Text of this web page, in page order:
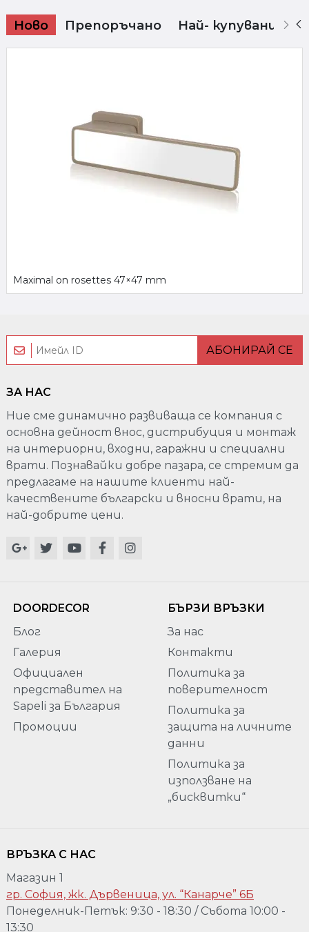
Ново Препоръчано Най- купувани
Maximal on rosettes 47×47 mm
АБОНИРАЙ СЕ
ЗА НАС
Ние сме динамично развиваща се компания с
основна дейност внос, дистрибуция и монтаж
на интериорни, входни, гаражни и специални
врати. Познавайки добре пазара, се стремим да
предлагаме на нашите клиенти най-
качествените български и вносни врати, на
най-добрите цени.
DOORDECOR
Блог
Галерия
Официален
представител на
Sapeli за България
Промоции
БЪРЗИ ВРЪЗКИ
За нас
Контакти
Политика за
поверителност
Политика за
защита на личните
данни
Политика за
използване на
„бисквитки“
ВРЪЗКА С НАС
Магазин 1
гр. София, жк. Дървеница, ул. “Канарче” 6Б
Понеделник-Петък: 9:30 - 18:30 / Събота 10:00 -
13:30